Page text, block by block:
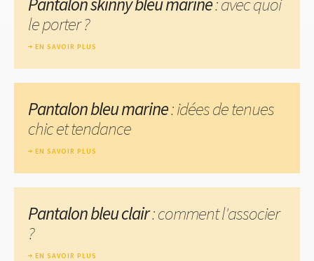
le porter ?
EN SAVOIR PLUS
Pantalon bleu marine: idées de tenues
chic et tendance
EN SAVOIR PLUS
Pantalon bleu clair: comment l'associer
?
EN SAVOIR PLUS